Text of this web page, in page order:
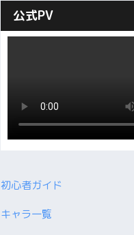
公式PV
初心者ガイド
キャラ一覧